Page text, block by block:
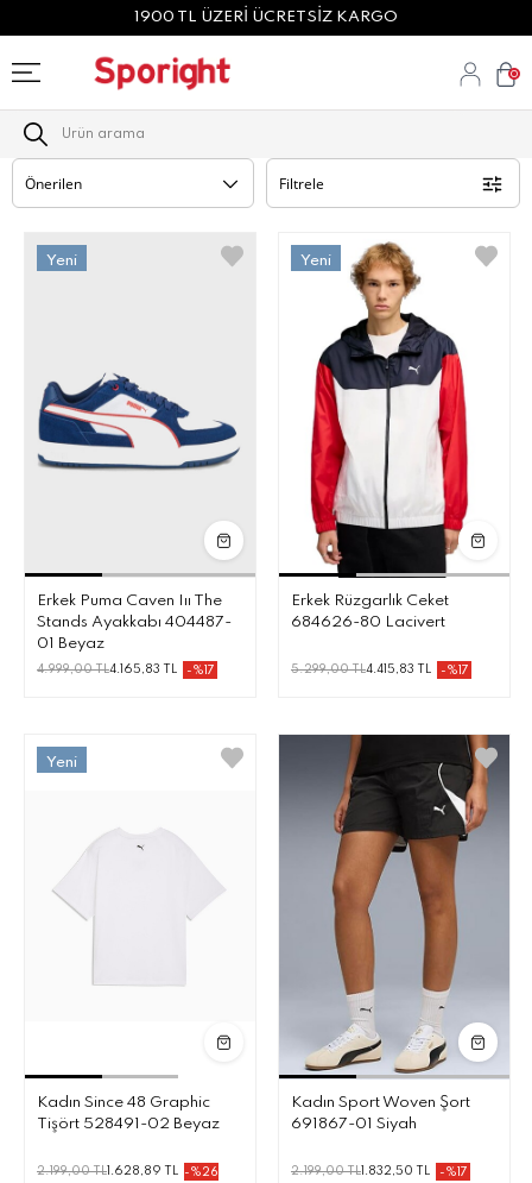
1900 TL ÜZERİ ÜCRETSİZ KARGO
0
Filtrele
Erkek Puma Caven Iıı The
Stands Ayakkabı 404487-
01 Beyaz
4.999,00 TL4.165,83 TL -%17
Erkek Rüzgarlık Ceket
684626-80 Lacivert
5.299,00 TL4.415,83 TL -%17
Kadın Since 48 Graphic
Tişört 528491-02 Beyaz
2.199,00 TL 1.628,89 TL -%26
Kadın Sport Woven Şort
691867-01 Siyah
2.199,00 TL 1.832,50 TL -%17